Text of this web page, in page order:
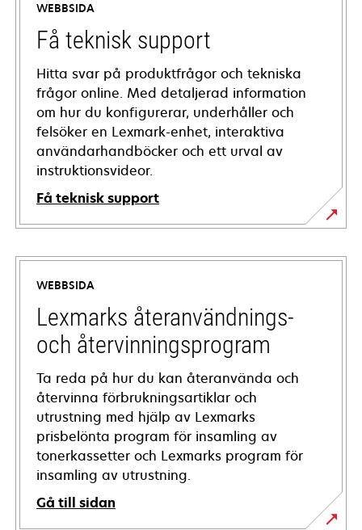
WEBBSIDA
Få teknisk support
Hitta svar på produktfrågor och tekniska
frågor online. Med detaljerad information
om hur du konfigurerar, underhåller och
felsöker en Lexmark-enhet, interaktiva
användarhandböcker och ett urval av
instruktionsvideor.
Få teknisk support
opens
in
new
tab
WEBBSIDA
Lexmarks återanvändnings-
och återvinningsprogram
Ta reda på hur du kan återanvända och
återvinna förbrukningsartiklar och
utrustning med hjälp av Lexmarks
prisbelönta program för insamling av
tonerkassetter och Lexmarks program för
insamling av utrustning.
Gå till sidan